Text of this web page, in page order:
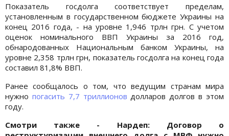
Показатель госдолга соответствует пределам,
установленным в государственном бюджете Украины на
конец 2016 года, - на уровне 1,946 трлн грн. С учетом
оценок номинального ВВП Украины за 2016 год,
обнародованных Национальным банком Украины, на
уровне 2,358 трлн грн, показатель госдолга на конец года
составил 81,8% ВВП.
Ранее сообщалось о том, что ведущим странам мира
нужно погасить 7,7 триллионов долларов долгов в этом
году.
Смотри также - Нардеп: Договор о